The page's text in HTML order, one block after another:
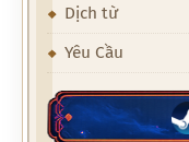
Dịch từ
Yêu Cầu